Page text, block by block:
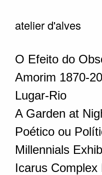
atelier d'alves
O Efeito do
Amorim 1870-
Lugar-Rio
A Garden at
Poético ou
Millennials
Icarus Complex